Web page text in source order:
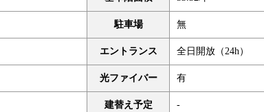
駐車場 無
エントランス 全日開放（24h）
光ファイバー 有
建替え予定 -